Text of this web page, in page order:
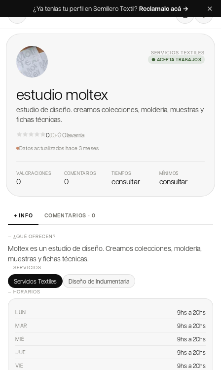
¿Ya tenías tu perfil en Semillero Textil? Reclamalo acá → ✕
SERVICIOS TEXTILES
● ACEPTA TRABAJOS
estudio moltex
estudio de diseño. creamos colecciones, moldería, muestras y
fichas técnicas.
0(0)· Olavarría
Datos actualizados hace 3 meses
VALORACIONES
0
COMENTARIOS
0
TIEMPOS
consultar
MÍNIMOS
consultar
+ INFO COMENTARIOS · 0
— ¿QUÉ OFRECEN?
Moltex es un estudio de diseño. Creamos colecciones, moldería,
muestras y fichas técnicas.
— SERVICIOS
Servicios Textiles Diseño de Indumentaria
— HORARIOS
LUN 9hs a 20hs
MAR 9hs a 20hs
MIÉ 9hs a 20hs
JUE 9hs a 20hs
VIE 9hs a 20hs